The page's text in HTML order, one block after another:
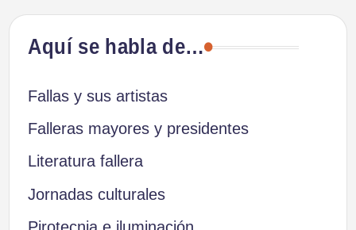
de
entradas
Aquí se habla de…
Fallas y sus artistas
Falleras mayores y presidentes
Literatura fallera
Jornadas culturales